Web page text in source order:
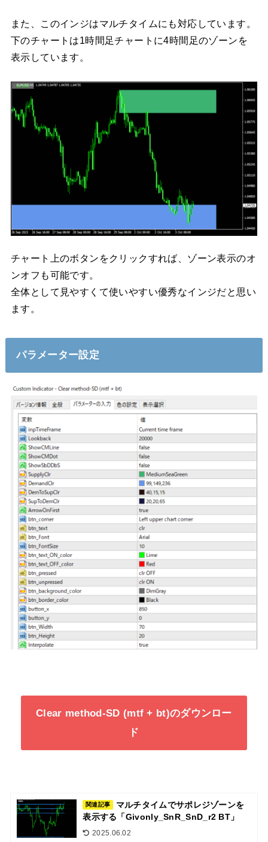
また、このインジはマルチタイムにも対応しています。
下のチャートは1時間足チャートに4時間足のゾーンを
表示しています。
チャート上のボタンをクリックすれば、ゾーン表示のオ
ンオフも可能です。
全体として見やすくて使いやすい優秀なインジだと思い
ます。
パラメーター設定
Clear method-SD (mtf + bt)のダウンロー
ド
関連記事
マルチタイムでサポレジゾーンを
表示する「Givonly_SnR_SnD_r2 BT」
2025.06.02